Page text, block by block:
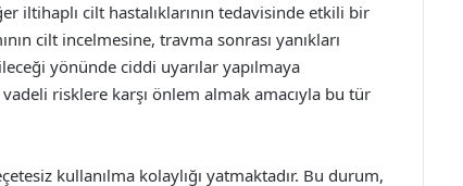
iltihaplı cilt hastalıklarının tedavisinde etkili bir
cilt incelmesine, travma sonrası yanıkları
yönünde ciddi uyarılar yapılmaya
risklere karşı önlem almak amacıyla bu tür
kullanılma kolaylığı yatmaktadır. Bu durum,